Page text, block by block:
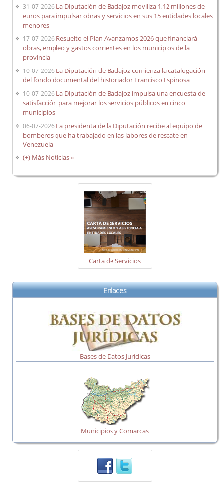
31-07-2026 La Diputación de Badajoz moviliza 1,12 millones de
euros para impulsar obras y servicios en sus 15 entidades locales
menores
17-07-2026 Resuelto el Plan Avanzamos 2026 que financiará
obras, empleo y gastos corrientes en los municipios de la
provincia
10-07-2026 La Diputación de Badajoz comienza la catalogación
del fondo documental del historiador Francisco Espinosa
10-07-2026 La Diputación de Badajoz impulsa una encuesta de
satisfacción para mejorar los servicios públicos en cinco
municipios
06-07-2026 La presidenta de la Diputación recibe al equipo de
bomberos que ha trabajado en las labores de rescate en
Venezuela
(+) Más Noticias »
Carta de Servicios
Enlaces
Bases de Datos Jurídicas
Municipios y Comarcas